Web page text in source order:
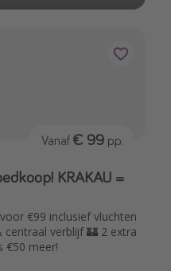
KRAKAU =
€99 inclusief vluchten
centraal verblijf 🏰 2 extra
€50 meer!
Vanaf € 99 p.p.